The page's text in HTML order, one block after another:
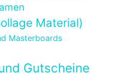
Material)
Masterboards
Gutscheine